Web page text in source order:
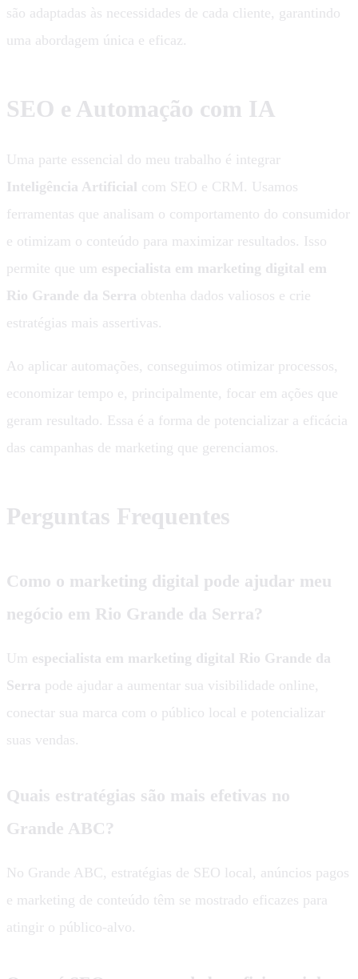
são adaptadas às necessidades de cada cliente, garantindo
uma abordagem única e eficaz.
SEO e Automação com IA
Uma parte essencial do meu trabalho é integrar
Inteligência Artificial com SEO e CRM. Usamos
ferramentas que analisam o comportamento do consumidor
e otimizam o conteúdo para maximizar resultados. Isso
permite que um especialista em marketing digital em
Rio Grande da Serra obtenha dados valiosos e crie
estratégias mais assertivas.
Ao aplicar automações, conseguimos otimizar processos,
economizar tempo e, principalmente, focar em ações que
geram resultado. Essa é a forma de potencializar a eficácia
das campanhas de marketing que gerenciamos.
Perguntas Frequentes
Como o marketing digital pode ajudar meu
negócio em Rio Grande da Serra?
Um especialista em marketing digital Rio Grande da
Serra pode ajudar a aumentar sua visibilidade online,
conectar sua marca com o público local e potencializar
suas vendas.
Quais estratégias são mais efetivas no
Grande ABC?
No Grande ABC, estratégias de SEO local, anúncios pagos
e marketing de conteúdo têm se mostrado eficazes para
atingir o público-alvo.